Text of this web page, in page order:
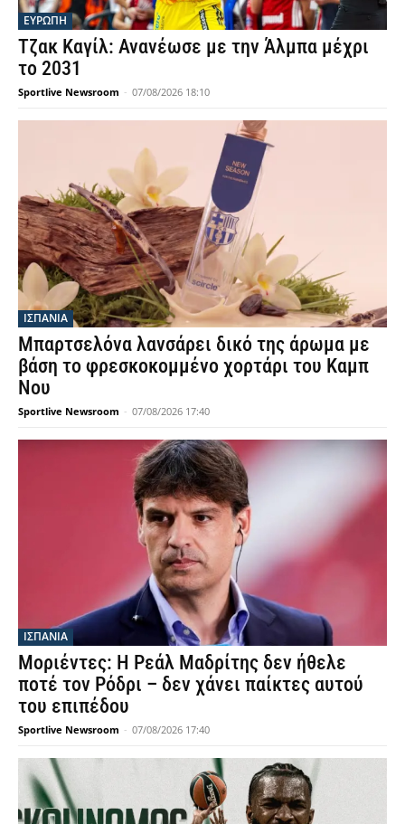
ΕΥΡΩΠΗ
Τζακ Καγίλ: Ανανέωσε με την Άλμπα μέχρι
το 2031
Sportlive Newsroom - 07/08/2026 18:10
ΙΣΠΑΝΙΑ
Μπαρτσελόνα λανσάρει δικό της άρωμα με
βάση το φρεσκοκομμένο χορτάρι του Καμπ
Νου
Sportlive Newsroom - 07/08/2026 17:40
ΙΣΠΑΝΙΑ
Μοριέντες: Η Ρεάλ Μαδρίτης δεν ήθελε
ποτέ τον Ρόδρι – δεν χάνει παίκτες αυτού
του επιπέδου
Sportlive Newsroom - 07/08/2026 17:40